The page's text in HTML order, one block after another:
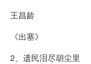
王昌龄
《出塞》
2、遗民泪尽胡尘里